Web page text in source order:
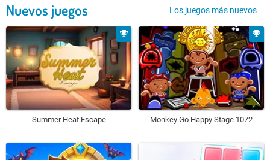
Nuevos juegos Los juegos más nuevos
Summer Heat Escape Monkey Go Happy Stage 1072